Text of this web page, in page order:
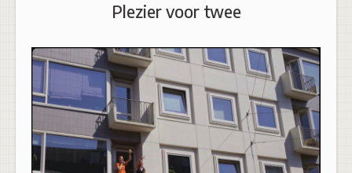
Plezier voor twee